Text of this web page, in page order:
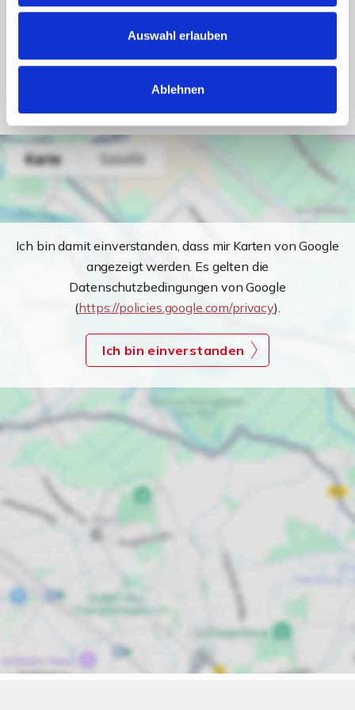
Auswahl erlauben
Ablehnen
Ich bin damit einverstanden, dass mir Karten von Google
angezeigt werden. Es gelten die
Datenschutzbedingungen von Google
(https://policies.google.com/privacy).
Ich bin einverstanden